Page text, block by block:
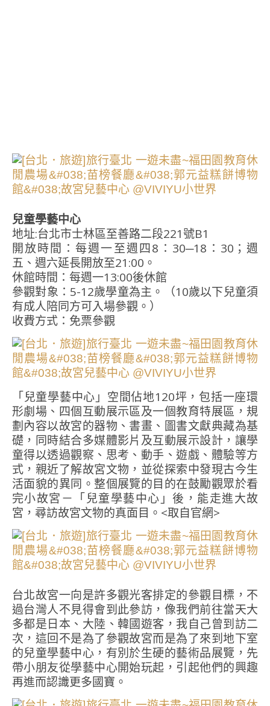
兒童學藝中心
地址:台北市士林區至善路二段221號B1
開放時間：每週一至週四8：30─18：30；週
五、週六延長開放至21:00。
休館時間：每週一13:00後休館
參觀對象：5-12歲學童為主。（10歲以下兒童須
有成人陪同方可入場參觀。）
收費方式：免票參觀
「兒童學藝中心」空間佔地120坪，包括一座環
形劇場、四個互動展示區及一個教育特展區，規
劃內容以故宮的器物、書畫、圖書文獻典藏為基
礎，同時結合多媒體影片及互動展示設計，讓學
童得以透過觀察、思考、動手、遊戲、體驗等方
式，親近了解故宮文物，並從探索中發現古今生
活面貌的異同。整個展覽的目的在鼓勵觀眾於看
完小故宮－「兒童學藝中心」後，能走進大故
宮，尋訪故宮文物的真面目。<取自官網>
台北故宮一向是許多觀光客排定的參觀目標，不
過台灣人不見得會到此參訪，像我們前往當天大
多都是日本、大陸、韓國遊客，我自己曾到訪二
次，這回不是為了參觀故宮而是為了來到地下室
的兒童學藝中心，有別於生硬的藝術品展覽，先
帶小朋友從學藝中心開始玩起，引起他們的興趣
再進而認識更多國寶。